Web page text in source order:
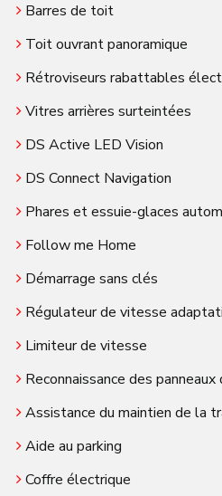
Barres de toit
Toit ouvrant panoramique
Rétroviseurs rabattables
Vitres arrières surteintées
DS Active LED Vision
DS Connect Navigation
Phares et essuie-glaces
Follow me Home
Démarrage sans clés
Régulateur de vitesse
Limiteur de vitesse
Reconnaissance des
Assistance du maintien de la
Aide au parking
Coffre électrique